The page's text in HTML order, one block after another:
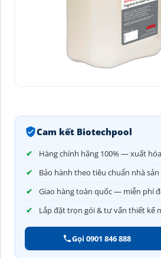
Cam kết Biotechpool
Hàng chính hãng 100% — xuất
Bảo hành theo tiêu chuẩn nhà
Giao hàng toàn quốc — miễn phí
Lắp đặt trọn gói & tư vấn thiết kế
Gọi 0901 846 888